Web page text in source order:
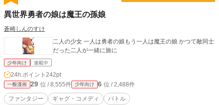
異世界勇者の娘は魔王の孫娘
蒼崎しんのすけ
二人の少女 一人は勇者の娘もう一人は魔王の娘 かつて敵同士
だった二人が一緒に旅に
少年向け 連載中
24h.ポイント 242pt
一般漫画 29 位 / 8,555件 少年向け 6 位 / 2,488件
ファンタジー ギャグ・コメディ バトル